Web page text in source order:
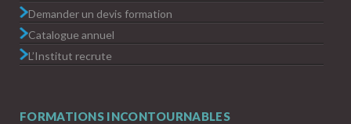
Demander un devis formation
Catalogue annuel
L’Institut recrute
FORMATIONS INCONTOURNABLES